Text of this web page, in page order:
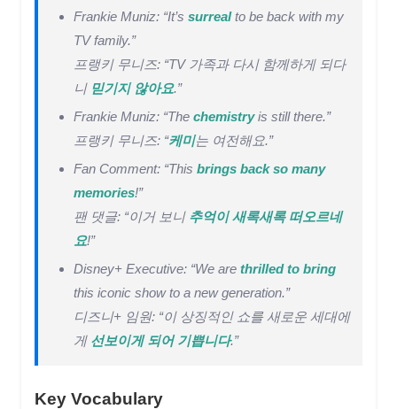
Frankie Muniz: “It’s surrealto be back with my
TV family.”
프랭키 무니즈: “TV 가족과 다시 함께하게 되다
니 믿기지 않아요.”
Frankie Muniz: “The chemistryis still there.”
프랭키 무니즈: “케미는 여전해요.”
Fan Comment: “This brings back so many
memories!”
팬 댓글: “이거 보니 추억이 새록새록 떠오르네
요!”
Disney+ Executive: “We are thrilled to bring
this iconic show to a new generation.”
디즈니+ 임원: “이 상징적인 쇼를 새로운 세대에
게 선보이게 되어 기쁩니다.”
Key Vocabulary